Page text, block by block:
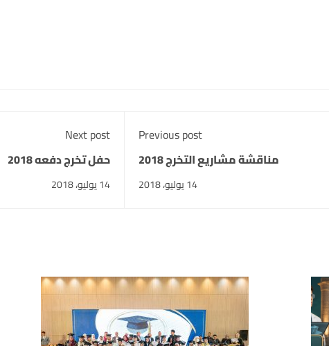
Previous post
مناقشة مشاريع التخرج 2018
14 يوليو، 2018
Next post
حفل تخرج دفعه 2018
14 يوليو، 2018